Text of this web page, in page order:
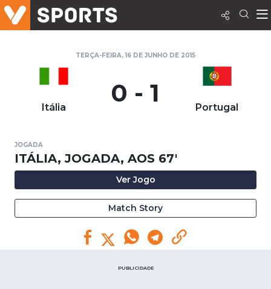
TERÇA-FEIRA, 16 DE JUNHO DE 2015
Itália 0 - 1 Portugal
JOGADA
ITÁLIA, JOGADA, AOS 67'
Ver Jogo
Match Story
PUBLICIDADE